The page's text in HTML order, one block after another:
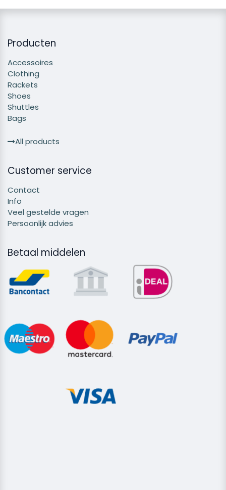
Producten
Accessoires
Clothing
Rackets
Shoes
Shuttles
Bags
All products
Customer service
Contact
Info
Veel gestelde vragen
Persoonlijk advies
Betaal middelen